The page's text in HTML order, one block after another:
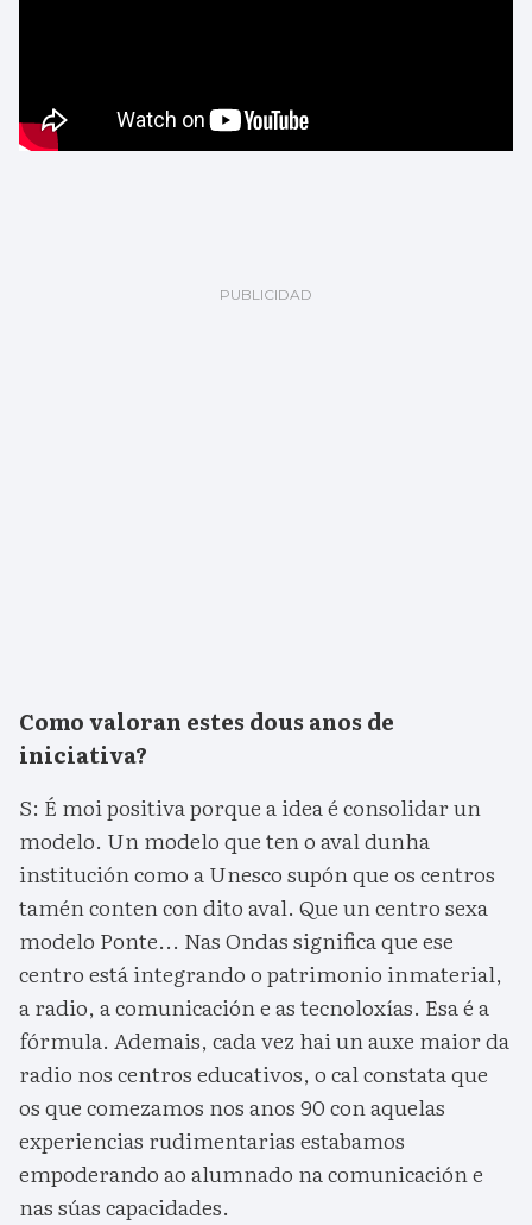
Como valoran estes dous anos de
iniciativa?
S: É moi positiva porque a idea é consolidar un
modelo. Un modelo que ten o aval dunha
institución como a Unesco supón que os centros
tamén conten con dito aval. Que un centro sexa
modelo Ponte... Nas Ondas significa que ese
centro está integrando o patrimonio inmaterial,
a radio, a comunicación e as tecnoloxías. Esa é a
fórmula. Ademais, cada vez hai un auxe maior da
radio nos centros educativos, o cal constata que
os que comezamos nos anos 90 con aquelas
experiencias rudimentarias estabamos
empoderando ao alumnado na comunicación e
nas súas capacidades.